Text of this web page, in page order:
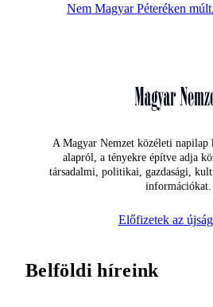
Nem Magyar Péteréken múlt.
A Magyar Nemzet közéleti napilap
alapról, a tényekre építve adja
társadalmi, politikai, gazdasági,
információkat.
Előfizetek az
Belföldi híreink